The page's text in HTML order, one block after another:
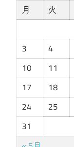
月
火
3
4
10
11
17
18
24
25
31